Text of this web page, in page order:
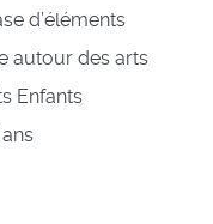
d’éléments
autour des arts
Enfants